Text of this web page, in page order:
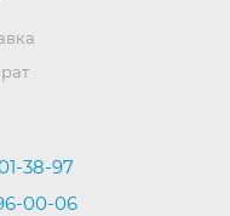
38-97
00-06